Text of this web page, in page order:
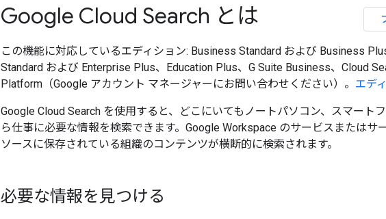
Google Cloud Search とは
この機能に対応しているエディション: Business Standard および Business
Standard および Enterprise Plus、Education Plus、G Suite Business、Cloud
Platform（Google アカウント マネージャーにお問い合わせください）。 エデ
Google Cloud Search を使用すると、どこにいてもノートパソコン、スマート
ら仕事に必要な情報を検索できます。Google Workspace のサービスまたはサ
ソースに保存されている組織のコンテンツが横断的に検索されます。
必要な情報を見つける